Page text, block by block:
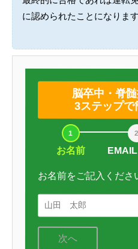
に認められたことになります
脳卒中・脊
3ステップで
お名前
お名前をご記入くださ
次へ